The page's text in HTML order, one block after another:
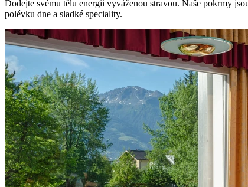
Dodejte svému tělu energii vyváženou stravou. Naše pokrmy
polévku dne a sladké speciality.